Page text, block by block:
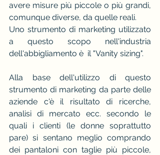
avere misure più piccole o più grandi,
comunque diverse, da quelle reali.
Uno strumento di marketing utilizzato
a questo scopo nell'industria
dell'abbigliamento è  il "Vanity sizing".
Alla base dell'utilizzo di questo
strumento di marketing da parte delle
aziende c'è il risultato di ricerche,
analisi di mercato ecc. secondo le
quali i clienti (le donne soprattutto
pare) si sentano meglio comprando
dei pantaloni con taglie più piccole,